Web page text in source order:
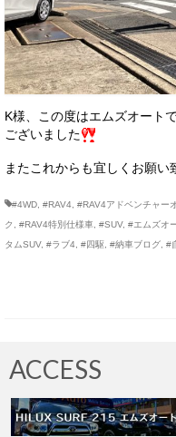
K様、この度はエムズオート
ございました
またこれからも宜しくお願い
#4WD #RAV4 #RAV4アドベンチャー
ク
#RAV4特別仕様車 #SUV, #エムズオ
タムSUV, #ラブ4 #四駆 #納車ブログ #
ACCESS